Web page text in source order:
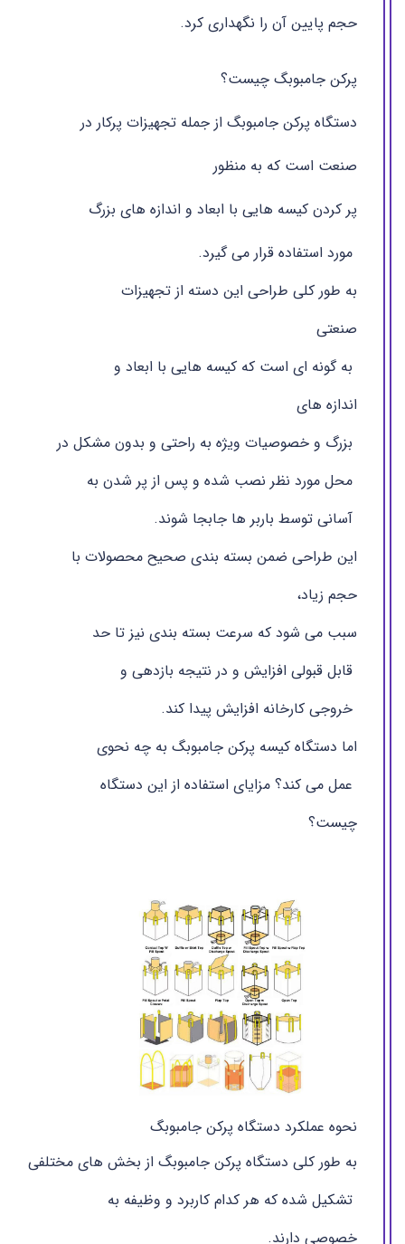
حجم پایین آن را نگهداری کرد.
پرکن جامبوبگ چیست؟
دستگاه پرکن جامبوبگ از جمله تجهیزات پرکار در
صنعت است که به منظور
پر کردن کیسه هایی با ابعاد و اندازه های بزرگ
مورد استفاده قرار می گیرد.
به طور کلی طراحی این دسته از تجهیزات
صنعتی
به گونه ای است که کیسه هایی با ابعاد و
اندازه های
بزرگ و خصوصیات ویژه به راحتی و بدون مشکل در
محل مورد نظر نصب شده و پس از پر شدن به
آسانی توسط باربر ها جابجا شوند.
این طراحی ضمن بسته بندی صحیح محصولات با
حجم زیاد،
سبب می شود که سرعت بسته بندی نیز تا حد
قابل قبولی افزایش و در نتیجه بازدهی و
خروجی کارخانه افزایش پیدا کند.
اما دستگاه کیسه پرکن جامبوبگ به چه نحوی
عمل می کند؟ مزایای استفاده از این دستگاه
چیست؟
نحوه عملکرد دستگاه پرکن جامبوبگ
به طور کلی دستگاه پرکن جامبوبگ از بخش های مختلفی
تشکیل شده که هر کدام کاربرد و وظیفه به
خصوصی دارند.